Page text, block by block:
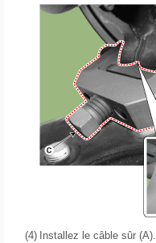
(4) Installez le câble sûr (A).